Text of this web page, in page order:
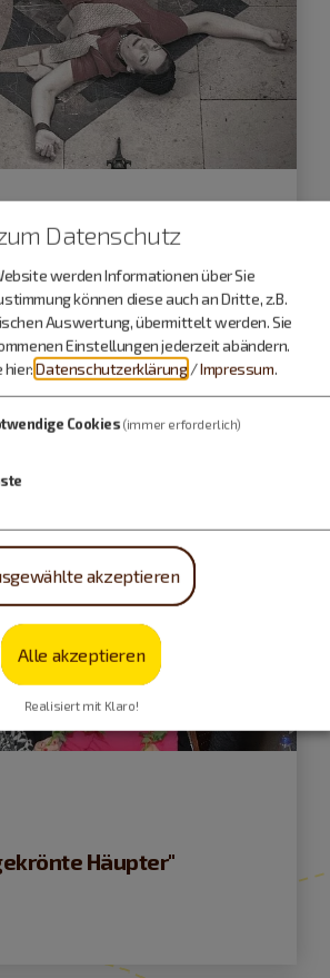
"Der Polterabendkiller"
Häupter"
Datenschutz
werden Informationen über Sie
können diese auch an Dritte, z.B.
Auswertung, übermittelt werden. Sie
Einstellungen jederzeit abändern.
hier:Datenschutzerklärung /Impressum.
Cookies (immer erforderlich)
akzeptieren
Alle akzeptieren
Realisiert mit Klaro!